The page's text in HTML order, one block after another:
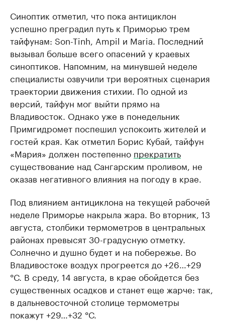
Синоптик отметил, что пока антициклон
успешно преградил путь к Приморью трем
тайфунам: Son-Tinh, Ampil и Maria. Последний
вызывал больше всего опасений у краевых
синоптиков. Напомним, на минувшей неделе
специалисты озвучили три вероятных сценария
траектории движения стихии. По одной из
версий, тайфун мог выйти прямо на
Владивосток. Однако уже в понедельник
Примгидромет поспешил успокоить жителей и
гостей края. Как отметил Борис Кубай, тайфун
«Мария» должен постепенно прекратить
существование над Сангарским проливом, не
оказав негативного влияния на погоду в крае.
Под влиянием антициклона на текущей рабочей
неделе Приморье накрыла жара. Во вторник, 13
августа, столбики термометров в центральных
районах превысят 30-градусную отметку.
Солнечно и душно будет и на побережье. Во
Владивостоке воздух прогреется до +26…+29
°С. В среду, 14 августа, в крае обойдется без
существенных осадков и станет еще жарче: так,
в дальневосточной столице термометры
покажут +29…+32 °С.